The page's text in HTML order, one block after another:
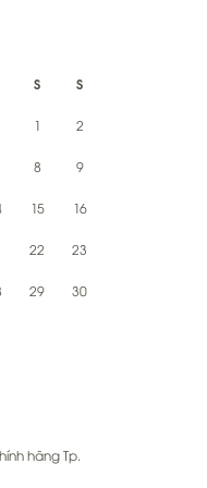
S S
1 2
8 9
15 16
22 23
29 30
hãng Tp.